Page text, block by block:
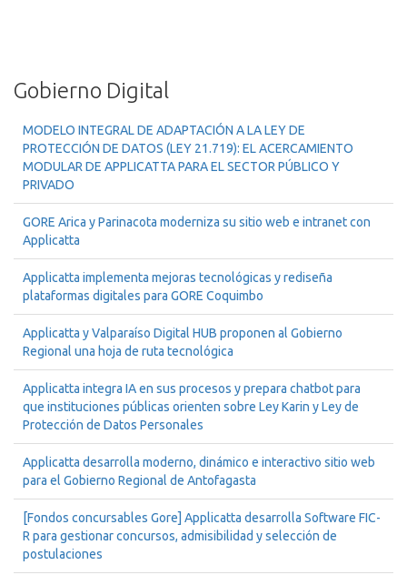
Gobierno Digital
MODELO INTEGRAL DE ADAPTACIÓN A LA LEY DE
PROTECCIÓN DE DATOS (LEY 21.719): EL ACERCAMIENTO
MODULAR DE APPLICATTA PARA EL SECTOR PÚBLICO Y
PRIVADO
GORE Arica y Parinacota moderniza su sitio web e intranet con
Applicatta
Applicatta implementa mejoras tecnológicas y rediseña
plataformas digitales para GORE Coquimbo
Applicatta y Valparaíso Digital HUB proponen al Gobierno
Regional una hoja de ruta tecnológica
Applicatta integra IA en sus procesos y prepara chatbot para
que instituciones públicas orienten sobre Ley Karin y Ley de
Protección de Datos Personales
Applicatta desarrolla moderno, dinámico e interactivo sitio web
para el Gobierno Regional de Antofagasta
[Fondos concursables Gore] Applicatta desarrolla Software FIC-
R para gestionar concursos, admisibilidad y selección de
postulaciones